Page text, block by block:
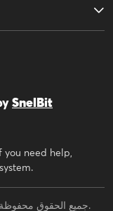
SnelBit
you need help,
حقوق الطبع والنشر © 2026 NetByteHost. جميع الحقوق محفوظة.